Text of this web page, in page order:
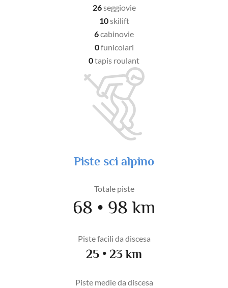
26seggiovie
10skilift
6cabinovie
0funicolari
0tapis roulant
Piste sci alpino
Totale piste
68 • 98 km
Piste facili da discesa
25 • 23 km
Piste medie da discesa